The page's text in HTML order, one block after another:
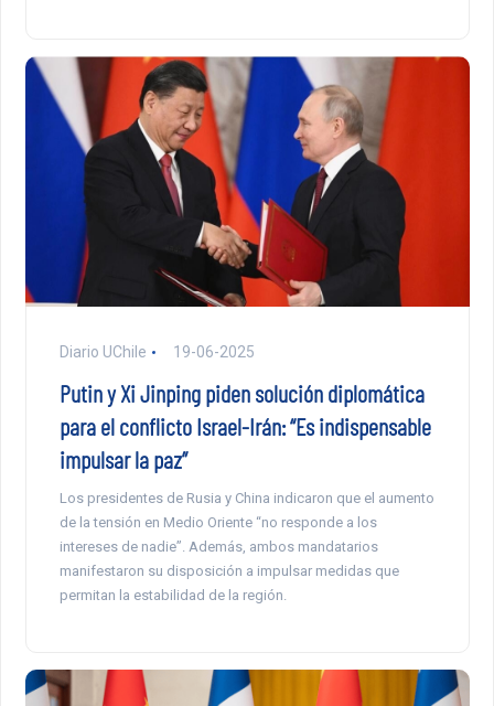
Diario UChile 19-06-2025
Putin y Xi Jinping piden solución diplomática
para el conflicto Israel-Irán: “Es indispensable
impulsar la paz”
Los presidentes de Rusia y China indicaron que el aumento
de la tensión en Medio Oriente “no responde a los
intereses de nadie”. Además, ambos mandatarios
manifestaron su disposición a impulsar medidas que
permitan la estabilidad de la región.